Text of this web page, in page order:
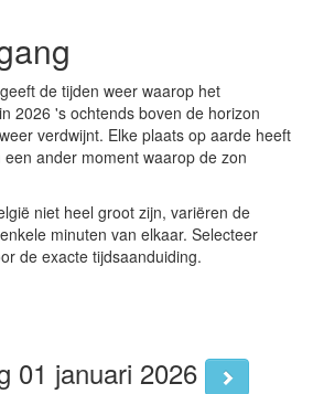
de tijden weer waarop het
2026 's ochtends boven de horizon
verdwijnt. Elke plaats op aarde heeft
ander moment waarop de zon
niet heel groot zijn, variëren de
minuten van elkaar. Selecteer
de exacte tijdsaanduiding.
01 januari 2026